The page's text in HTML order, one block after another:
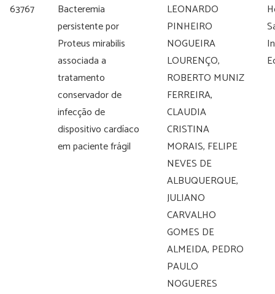
63767
Bacteremia
persistente por
Proteus mirabilis
associada a
tratamento
conservador de
infecção de
dispositivo cardíaco
em paciente frágil
LEONARDO
PINHEIRO
NOGUEIRA
LOURENÇO,
ROBERTO MUNIZ
FERREIRA,
CLAUDIA
CRISTINA
MORAIS, FELIPE
NEVES DE
ALBUQUERQUE,
JULIANO
CARVALHO
GOMES DE
ALMEIDA, PEDRO
PAULO
NOGUERES